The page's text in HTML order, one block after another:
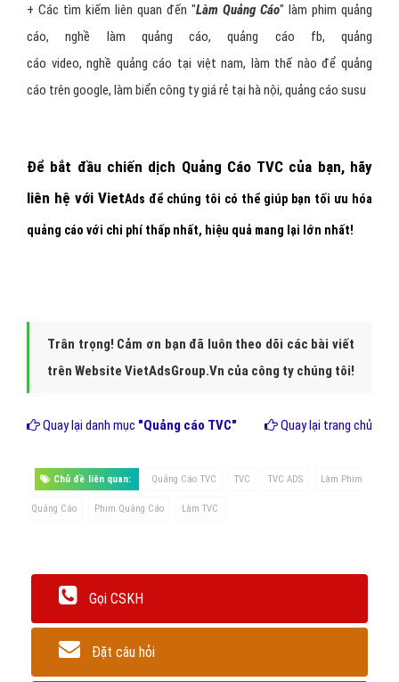
+ Các tìm kiếm liên quan đến "Làm Quảng Cáo" làm phim quảng
cáo,nghề làm quảng cáo,quảng cáo fb, quảng
cáo video,nghề quảng cáo tại việt nam, làm thế nào để quảng
cáo trên google, làm biển công ty giá rẻ tại hà nội, quảng cáo susu
Để bắt đầu chiến dịch Quảng Cáo TVC của bạn, hãy
liên hệ với VietAds để chúng tôi có thể giúp bạn tối ưu hóa
quảng cáo với chi phí thấp nhất, hiệu quả mang lại lớn nhất!
Trân trọng! Cảm ơn bạn đã luôn theo dõi các bài viết
trên Website VietAdsGroup.Vn của công ty chúng tôi!
Quay lại danh mục "Quảng cáo TVC" Quay lại trang chủ
Chủ đề liên quan: Quảng Cáo TVC TVC TVC ADS Làm Phim
Quảng Cáo Phim Quảng Cáo Làm TVC
Gọi CSKH
Đặt câu hỏi